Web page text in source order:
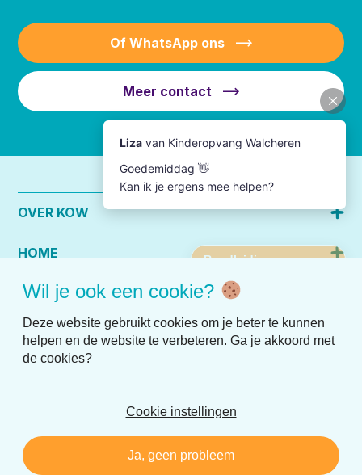
Of WhatsApp ons
Meer contact
OVER KOW
HOME
PRAKTISCHE INFO
Realisatie:Nedbase
Wil je ook een cookie?
Deze website gebruikt cookies om je beter te kunnen
helpen en de website te verbeteren. Ga je akkoord met
de cookies?
Cookie instellingen
Ja, geen probleem